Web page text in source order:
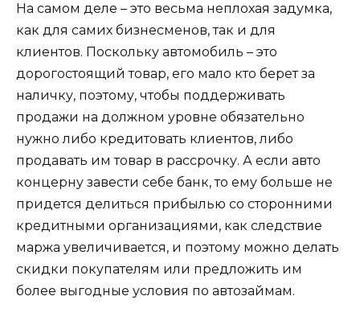
На самом деле – это весьма неплохая задумка,
как для самих бизнесменов, так и для
клиентов. Поскольку автомобиль – это
дорогостоящий товар, его мало кто берет за
наличку, поэтому, чтобы поддерживать
продажи на должном уровне обязательно
нужно либо кредитовать клиентов, либо
продавать им товар в рассрочку. А если авто
концерну завести себе банк, то ему больше не
придется делиться прибылью со сторонними
кредитными организациями, как следствие
маржа увеличивается, и поэтому можно делать
скидки покупателям или предложить им
более выгодные условия по автозаймам.